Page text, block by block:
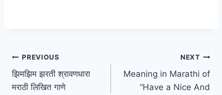
Post
navigation
PREVIOUS
झिमझिम झरती श्रावणधारा
मराठी लिखित गाणे
NEXT
Meaning in Marathi of
“Have a Nice And